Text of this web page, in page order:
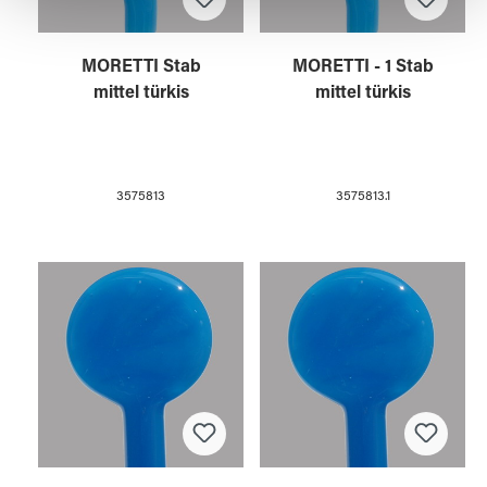
MORETTI Stab
mittel türkis
3575813
MORETTI - 1 Stab
mittel türkis
3575813.1